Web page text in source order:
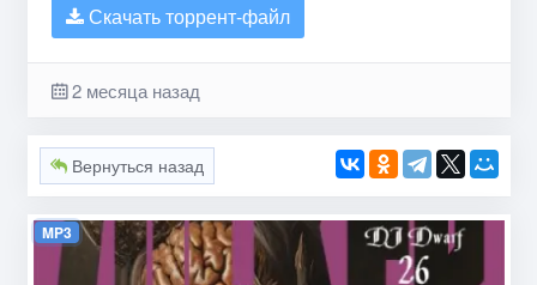
Скачать торрент-файл
2 месяца назад
Вернуться назад
MP3